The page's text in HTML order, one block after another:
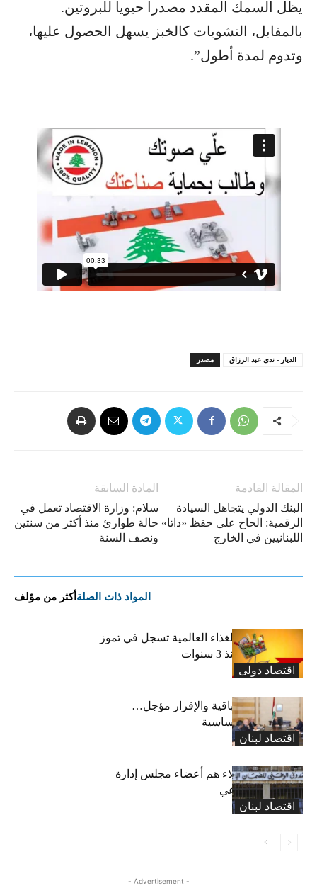
يظل السمك المقدد مصدرا حيويا للبروتين.
بالمقابل، النشويات كالخبز يسهل الحصول عليها،
وتدوم لمدة أطول”.
مصدر الديار - ندى عبد الرزاق
المادة السابقة
سلام: وزارة الاقتصاد تعمل في
حالة طوارئ منذ أكثر من سنتين
ونصف السنة
المقالة القادمة
البنك الدولي يتجاهل السيادة
الرقمية: الحاح على حفظ «داتا»
اللبنانيين في الخارج
المواد ذات الصلة أكثر من مؤلف
اقتصاد دولی
“الفاو”: أسعار الغذاء العالمية تسجل في تموز
أعلى مستوى منذ 3 سنوات
اقتصاد لبنان
رسوم النفايات باقية والإقرار مؤجل…
واستثناء لمواد أساسية
اقتصاد لبنان
بعد 19 عاماً: هؤلاء هم أعضاء مجلس إدارة
الضمان الاجتماعي
- Advertisement -